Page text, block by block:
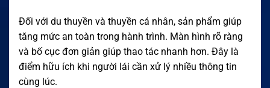
Đối với du thuyền và thuyền cá nhân, sản phẩm giúp
tăng mức an toàn trong hành trình. Màn hình rõ ràng
và bố cục đơn giản giúp thao tác nhanh hơn. Đây là
điểm hữu ích khi người lái cần xử lý nhiều thông tin
cùng lúc.